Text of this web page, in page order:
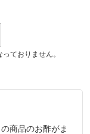
ておりません。
商品のお酢がま